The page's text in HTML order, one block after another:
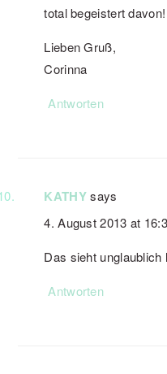
total begeistert davon!
Lieben Gruß,
Corinna
Antworten
KATHY says
4. August 2013 at
Das sieht unglaublich
Antworten